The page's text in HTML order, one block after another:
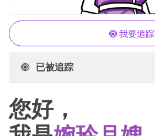
我要追踪
已被追踪
您好，